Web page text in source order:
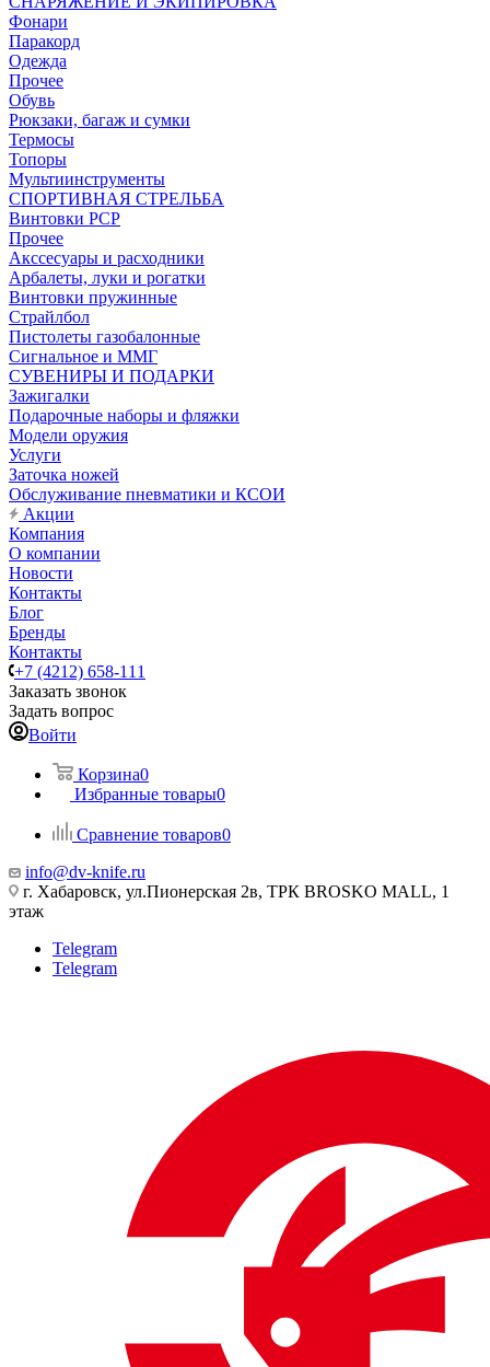
Фонари
Паракорд
Одежда
Прочее
Обувь
Рюкзаки, багаж и сумки
Термосы
Топоры
Мультиинструменты
СПОРТИВНАЯ СТРЕЛЬБА
Винтовки PCP
Прочее
Акссесуары и расходники
Арбалеты, луки и рогатки
Винтовки пружинные
Страйлбол
Пистолеты газобалонные
Сигнальное и ММГ
СУВЕНИРЫ И ПОДАРКИ
Зажигалки
Подарочные наборы и фляжки
Модели оружия
Услуги
Заточка ножей
Обслуживание пневматики и КСОИ
Акции
Компания
О компании
Новости
Контакты
Блог
Бренды
Контакты
+7 (4212) 658-111
Заказать звонок
Задать вопрос
Войти
Корзина0
Избранные товары0
Сравнение товаров0
info@dv-knife.ru
г. Хабаровск, ул.Пионерская 2в, ТРК BROSKO MALL, 1
этаж
Telegram
Telegram